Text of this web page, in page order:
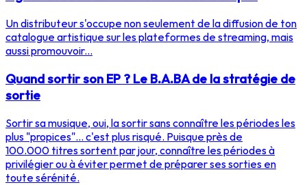
Un distributeur s'occupe non seulement de la diffusion de ton
catalogue artistique sur les plateformes de streaming, mais
aussi promouvoir...
Quand sortir son EP ? Le B.A.BA de la stratégie de
sortie
Sortir sa musique, oui, la sortir sans connaître les périodes les
plus "propices"... c'est plus risqué. Puisque près de
100.000 titres sortent par jour, connaître les périodes à
privilégier ou à éviter permet de préparer ses sorties en
toute sérénité.